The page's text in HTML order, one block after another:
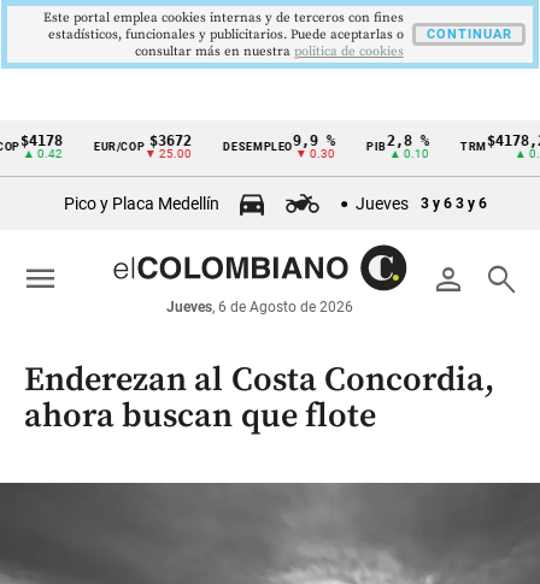
Cintillo
económicos
Colombia
EUR/COP $3672
▼ 25.00
DESEMPLEO9,9 %
▼ 0.30
PIB 2,8 %
▲ 0.10
TRM $4178,23
▲ 0.42
Pico y Placa Medellín Jueves 3 y 6 3 y 6
person search
Jueves, 6 de Agosto de 2026
menu
Enderezan al Costa Concordia,
ahora buscan que flote
Este portal emplea cookies internas y de terceros con fines
estadísticos, funcionales y publicitarios. Puede aceptarlas o
consultar más en nuestra politica de cookies
CONTINUAR